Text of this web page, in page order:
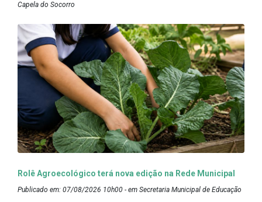
Capela do Socorro
Rolê Agroecológico terá nova edição na Rede Municipal
Publicado em: 07/08/2026 10h00 - em Secretaria Municipal de Educação